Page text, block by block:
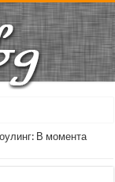
В момента